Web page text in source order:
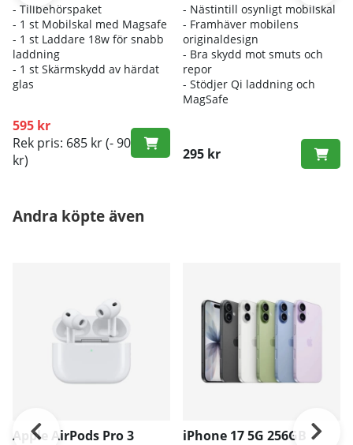
- Tillbehörspaket
- 1 st Mobilskal med Magsafe
- 1 st Laddare 18w för snabb
laddning
- 1 st Skärmskydd av härdat
glas
595 kr
Rek pris: 685 kr(- 90
kr)
- Nästintill osynligt mobilskal
- Framhäver mobilens
originaldesign
- Bra skydd mot smuts och
repor
- Stödjer Qi laddning och
MagSafe
295 kr
Andra köpte även
Apple AirPods Pro 3 iPhone 17 5G 256GB